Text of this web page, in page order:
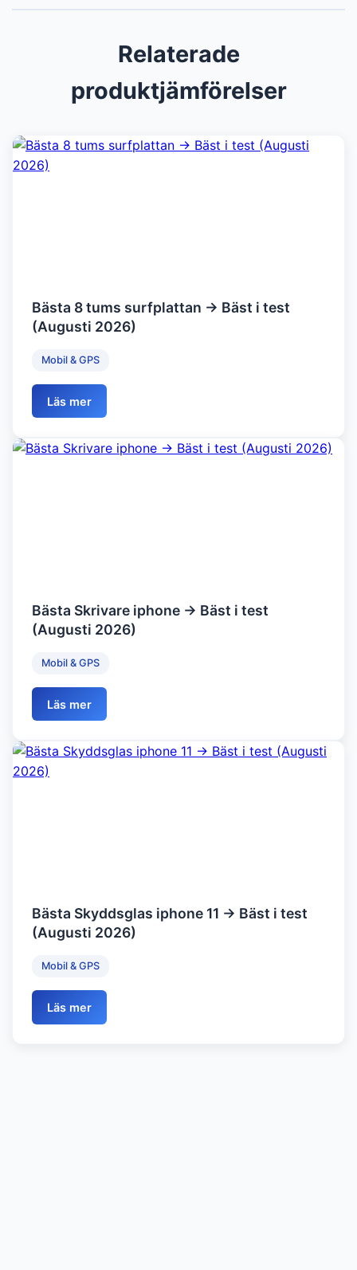
Relaterade
produktjämförelser
Bästa 8 tums surfplattan → Bäst i test
(Augusti 2026)
Mobil & GPS
Läs mer
Bästa Skrivare iphone → Bäst i test
(Augusti 2026)
Mobil & GPS
Läs mer
Bästa Skyddsglas iphone 11 → Bäst i test
(Augusti 2026)
Mobil & GPS
Läs mer